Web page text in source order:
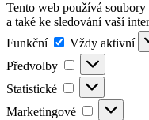
Tento web používá
a také ke sledování vaší
Funkční
Funkční
Vždy aktivní
Předvolby
Předvolby
Statistické
Statistické
Marketingové